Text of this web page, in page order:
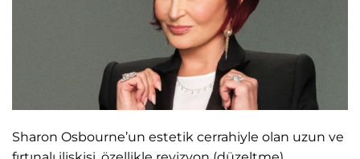
Sharon Osbourne’un estetik cerrahiyle olan uzun ve